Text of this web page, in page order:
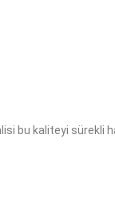
bu kaliteyi sürekli